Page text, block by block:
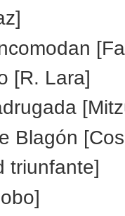
[R. Lara]
Blagón
triunfante]